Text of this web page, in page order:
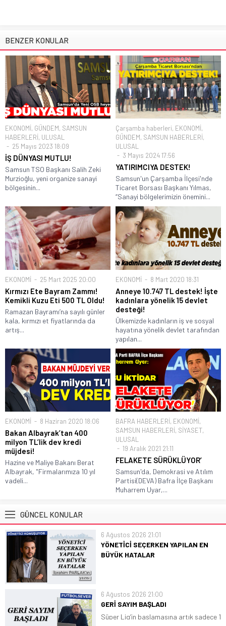
BENZER KONULAR
EKONOMİ, GÜNDEM, SAMSUN
HABERLERİ, ULUSAL
25 Mayıs 2023 18:09
İŞ DÜNYASI MUTLU!
Samsun TSO Başkanı Salih Zeki
Murzioğlu, yeni organize sanayi
bölgesinin...
Çarşamba haberleri, EKONOMİ,
GÜNDEM, SAMSUN HABERLERİ,
ULUSAL
3 Mayıs 2024 17:56
YATIRIMCIYA DESTEK!
Samsun'un Çarşamba İlçesi'nde
Ticaret Borsası Başkanı Yılmas,
“Sanayi bölgelerimizin önemini...
EKONOMİ 25 Mart 2025 20:00
Kırmızı Ete Bayram Zammı!
Kemikli Kuzu Eti 500 TL Oldu!
Ramazan Bayramı’na sayılı günler
kala, kırmızı et fiyatlarında da
artış...
EKONOMİ 8 Mart 2020 18:31
Anneye 10.747 TL destek! İşte
kadınlara yönelik 15 devlet
desteği!
Ülkemizde kadınların iş ve sosyal
hayatına yönelik devlet tarafından
yapılan...
EKONOMİ 8 Haziran 2020 18:06
Bakan Albayrak’tan 400
milyon TL’lik dev kredi
müjdesi!
Hazine ve Maliye Bakanı Berat
Albayrak, "Firmalarımıza 10 yıl
vadeli...
BAFRA HABERLERİ, EKONOMİ,
SAMSUN HABERLERİ, SİYASET,
ULUSAL
19 Aralık 2021 21:11
FELAKETE SÜRÜKLÜYOR’
Samsun'da, Demokrasi ve Atılım
Partisi(DEVA) Bafra İlçe Başkanı
Muharrem Uyar,...
GÜNCEL KONULAR
6 Ağustos 2026 21:01
YÖNETİCİ SEÇERKEN YAPILAN EN
BÜYÜK HATALAR
maddesi okunuyor ve sıra yönetici
seçimine geliyor. Salonda kısa bir
sessizlik… Ardından tanıdık cümleler
6 Ağustos 2026 21:00
GERİ SAYIM BAŞLADI
Süper Lig’in başlamasına artık sadece 1